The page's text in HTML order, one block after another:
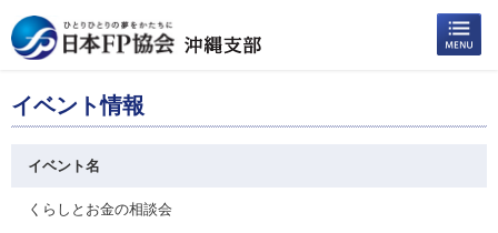
イベント情報
イベント名
くらしとお金の相談会